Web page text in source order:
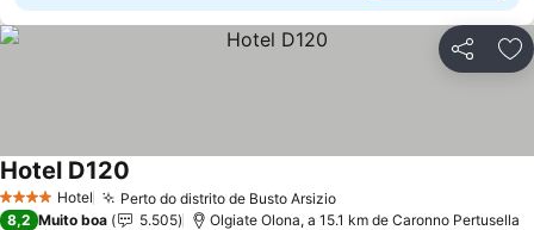
Partilhar
4 EstrelasHotel Perto do distrito de Busto ArsizioVer preços
Hotel D120
8,2 Muito boa 5.505 Olgiate Olona, a 15.1 km de Caronno Pertusella